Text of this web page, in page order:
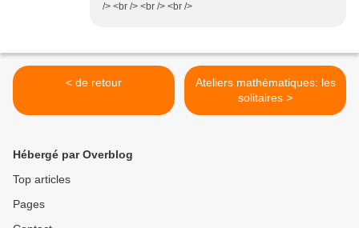
/> <br /> <br /> <br />
< de retour
Ateliers mathématiques: les
solitaires >
Hébergé par Overblog
Top articles
Pages